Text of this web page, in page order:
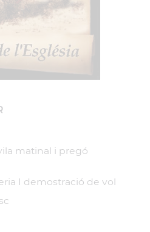
matinal i pregó
I demostració de vol